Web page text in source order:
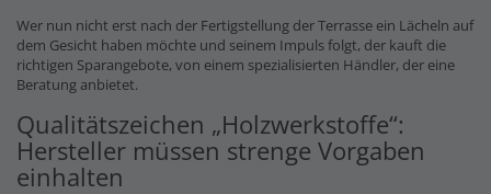
Wer nun nicht erst nach der Fertigstellung der Terrasse ein Lächeln auf
dem Gesicht haben möchte und seinem Impuls folgt, der kauft die
richtigen Sparangebote, von einem spezialisierten Händler, der eine
Beratung anbietet.
Qualitätszeichen „Holzwerkstoffe“:
Hersteller müssen strenge Vorgaben
einhalten